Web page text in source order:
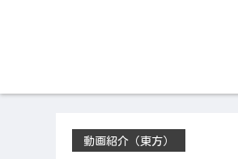
動画紹介（東方）